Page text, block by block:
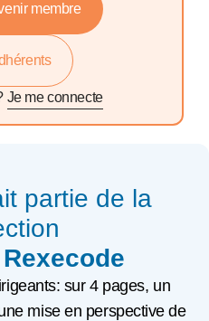
membre
Je me connecte
partie de la
sur 4 pages, un
mise en perspective de